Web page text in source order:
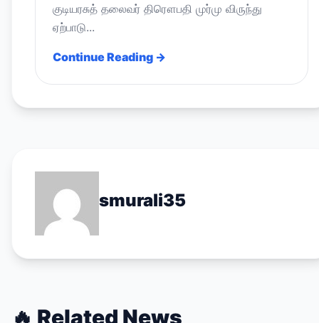
குடியரசுத் தலைவர் திரௌபதி முர்மு விருந்து
ஏற்பாடு...
Continue Reading →
smurali35
🔥 Related News